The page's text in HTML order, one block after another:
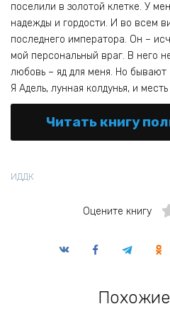
поселили в золотой клетке. У
надежды и гордости. И во всем
последнего императора. Он –
мой персональный враг. В него
любовь – яд для меня. Но
Я Адель, лунная колдунья, и
Читать книгу
ИДДК
Оцените книгу